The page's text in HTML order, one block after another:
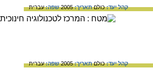
קהל יעד:כולםתאריך:2005 שפה:עברית
קהל יעד:כולםתאריך:2005 שפה:עברית